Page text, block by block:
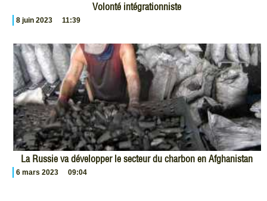
Volonté intégrationniste
8 juin 2023 11:39
La Russie va développer le secteur du charbon en Afghanistan
6 mars 2023 09:04